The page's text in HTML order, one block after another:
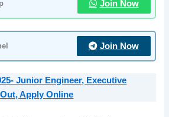
Join Now
Join Now
Junior Engineer, Executive
Apply Online